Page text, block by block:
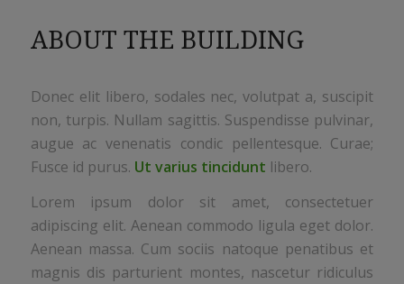
ABOUT THE BUILDING
Donec elit libero, sodales nec, volutpat a, suscipit
non, turpis. Nullam sagittis. Suspendisse pulvinar,
augue ac venenatis condic pellentesque. Curae;
Fusce id purus. Ut varius tincidunt libero.
Lorem ipsum dolor sit amet, consectetuer
adipiscing elit. Aenean commodo ligula eget dolor.
Aenean massa. Cum sociis natoque penatibus et
magnis dis parturient montes, nascetur ridiculus